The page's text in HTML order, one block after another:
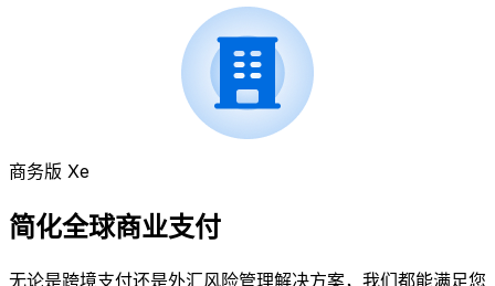
商务版 Xe
简化全球商业支付
无论是跨境支付还是外汇风险管理解决方案，我们都能满足您